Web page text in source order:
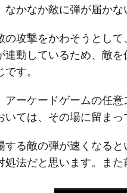
なかなか敵に弾が届かな
の攻撃をかわそうとし
連動しているため、敵
す。
アーケードゲームの任
いては、その場に留ま
する敵の弾が速くなる
処法だと思います。ま